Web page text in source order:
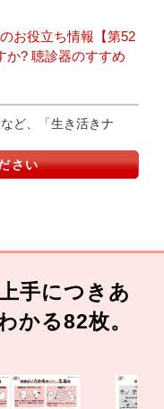
お役立ち情報【第52
か? 聴診器のすすめ
ど、「生き活きナ
さい
手につきあ
かる82枚。